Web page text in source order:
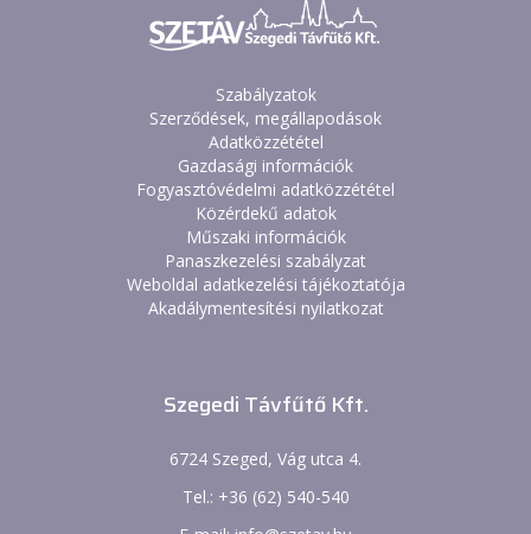
Szabályzatok
Szerződések, megállapodások
Adatközzététel
Gazdasági információk
Fogyasztóvédelmi adatközzététel
Közérdekű adatok
Műszaki információk
Panaszkezelési szabályzat
Weboldal adatkezelési tájékoztatója
Akadálymentesítési nyilatkozat
Szegedi Távfűtő Kft.
6724 Szeged, Vág utca 4.
Tel.: +36 (62) 540-540